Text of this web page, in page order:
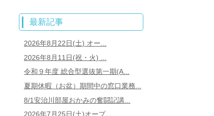
最新記事
2026年8月22日(土) オー...
2026年8月11日(祝・火) ...
令和９年度 総合型選抜第一期(A...
夏期休暇（お盆）期間中の窓口業務...
8/1安治川部屋おかみの奮闘記講...
2026年7月25日(土)オープ...